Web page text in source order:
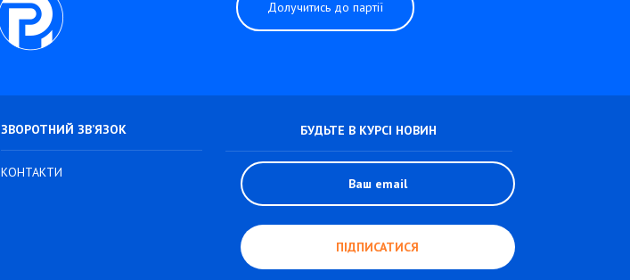
Долучитись до партії
ЗВОРОТНИЙ ЗВ’ЯЗОК
КОНТАКТИ
БУДЬТЕ В КУРСІ НОВИН